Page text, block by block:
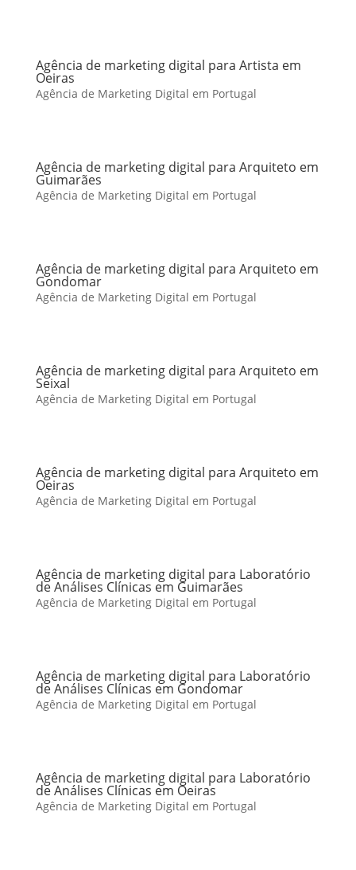
Agência de marketing digital para Artista em
Oeiras
Agência de Marketing Digital em Portugal
Agência de marketing digital para Arquiteto em
Guimarães
Agência de Marketing Digital em Portugal
Agência de marketing digital para Arquiteto em
Gondomar
Agência de Marketing Digital em Portugal
Agência de marketing digital para Arquiteto em
Seixal
Agência de Marketing Digital em Portugal
Agência de marketing digital para Arquiteto em
Oeiras
Agência de Marketing Digital em Portugal
Agência de marketing digital para Laboratório
de Análises Clínicas em Guimarães
Agência de Marketing Digital em Portugal
Agência de marketing digital para Laboratório
de Análises Clínicas em Gondomar
Agência de Marketing Digital em Portugal
Agência de marketing digital para Laboratório
de Análises Clínicas em Oeiras
Agência de Marketing Digital em Portugal